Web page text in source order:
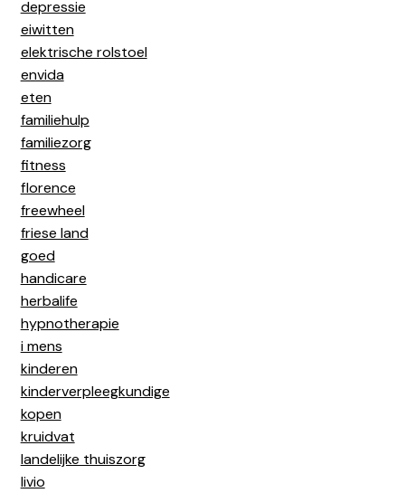
depressie
eiwitten
elektrische rolstoel
envida
eten
familiehulp
familiezorg
fitness
florence
freewheel
friese land
goed
handicare
herbalife
hypnotherapie
i mens
kinderen
kinderverpleegkundige
kopen
kruidvat
landelijke thuiszorg
livio